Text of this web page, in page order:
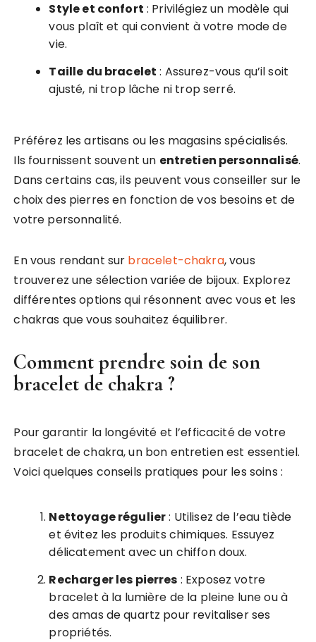
Style et confort : Privilégiez un modèle qui
vous plaît et qui convient à votre mode de
vie.
Taille du bracelet : Assurez-vous qu’il soit
ajusté, ni trop lâche ni trop serré.
Préférez les artisans ou les magasins spécialisés.
Ils fournissent souvent un entretien personnalisé.
Dans certains cas, ils peuvent vous conseiller sur le
choix des pierres en fonction de vos besoins et de
votre personnalité.
En vous rendant sur bracelet-chakra, vous
trouverez une sélection variée de bijoux. Explorez
différentes options qui résonnent avec vous et les
chakras que vous souhaitez équilibrer.
Comment prendre soin de son
bracelet de chakra ?
Pour garantir la longévité et l’efficacité de votre
bracelet de chakra, un bon entretien est essentiel.
Voici quelques conseils pratiques pour les soins :
Nettoyage régulier: Utilisez de l’eau tiède
et évitez les produits chimiques. Essuyez
délicatement avec un chiffon doux.
Recharger les pierres : Exposez votre
bracelet à la lumière de la pleine lune ou à
des amas de quartz pour revitaliser ses
propriétés.